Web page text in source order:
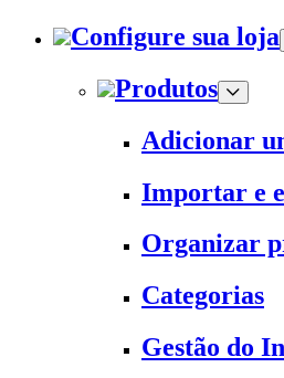
Configure sua loja
Produtos
Adicionar
Importar e
Organizar
Categorias
Gestão do